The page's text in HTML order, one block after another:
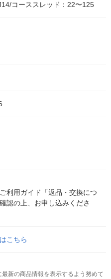
コーススレッド：22〜125
利用ガイド「返品・交換につ
認の上、お申し込みくださ
こちら
新の商品情報を表示するよう努めて